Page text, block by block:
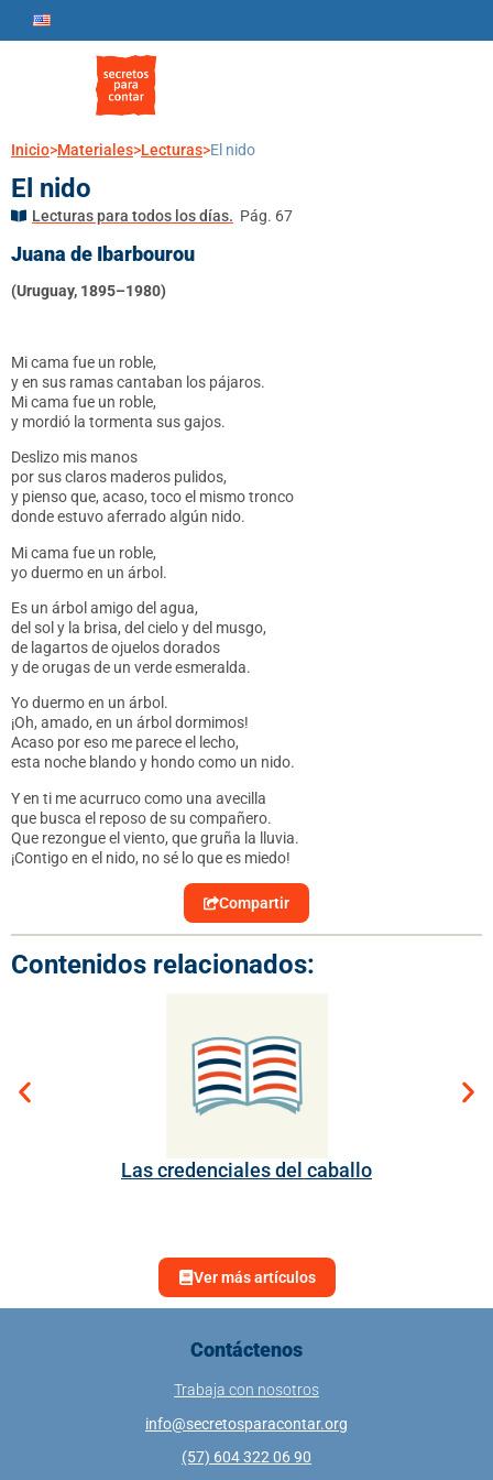
Inicio>Materiales>Lecturas>El nido
El nido
Lecturas para todos los días. Pág. 67
Juana de Ibarbourou
(Uruguay, 1895–1980)
Mi cama fue un roble,
y en sus ramas cantaban los pájaros.
Mi cama fue un roble,
y mordió la tormenta sus gajos.
Deslizo mis manos
por sus claros maderos pulidos,
y pienso que, acaso, toco el mismo tronco
donde estuvo aferrado algún nido.
Mi cama fue un roble,
yo duermo en un árbol.
Es un árbol amigo del agua,
del sol y la brisa, del cielo y del musgo,
de lagartos de ojuelos dorados
y de orugas de un verde esmeralda.
Yo duermo en un árbol.
¡Oh, amado, en un árbol dormimos!
Acaso por eso me parece el lecho,
esta noche blando y hondo como un nido.
Y en ti me acurruco como una avecilla
que busca el reposo de su compañero.
Que rezongue el viento, que gruña la lluvia.
¡Contigo en el nido, no sé lo que es miedo!
Compartir
Contenidos relacionados:
Las credenciales del caballo
Ver más artículos
Contáctenos
Trabaja con nosotros
info@secretosparacontar.org
(57) 604 322 06 90